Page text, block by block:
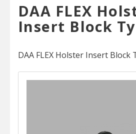
DAA FLEX
Insert Block
DAA FLEX Holster Insert Block